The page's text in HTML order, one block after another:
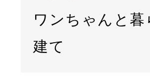
ワンちゃんと
建て